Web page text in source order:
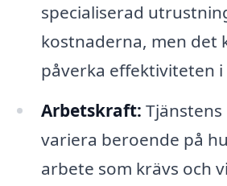
specialiserad
kostnaderna, men det
påverka effektiviteten
Arbetskraft:
variera beroende på
arbete som krävs och